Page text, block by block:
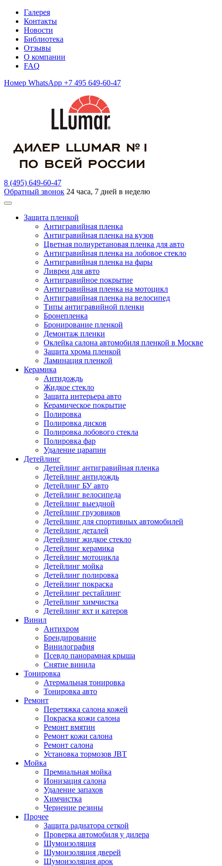
Галерея
Контакты
Новости
Библиотека
Отзывы
О компании
FAQ
Номер WhatsApp +7 495 649-60-47
8 (495) 649-60-47
Обратный звонок 24 часа, 7 дней в неделю
Защита пленкой
Антигравийная пленка
Антигравийная пленка на кузов
Цветная полиуретановая пленка для авто
Антигравийная пленка на лобовое стекло
Антигравийная пленка на фары
Ливреи для авто
Антигравийное покрытие
Антигравийная пленка на мотоцикл
Антигравийная пленка на велосипед
Типы антигравийной пленки
Бронепленка
Бронирование пленкой
Демонтаж пленки
Оклейка салона автомобиля пленкой в Москве
Защита хрома пленкой
Ламинация пленкой
Керамика
Антидождь
Жидкое стекло
Защита интерьера авто
Керамическое покрытие
Полировка
Полировка дисков
Полировка лобового стекла
Полировка фар
Удаление царапин
Детейлинг
Детейлинг антигравийная пленка
Детейлинг антидождь
Детейлинг БУ авто
Детейлинг велосипеда
Детейлинг выездной
Детейлинг грузовиков
Детейлинг для спортивных автомобилей
Детейлинг деталей
Детейлинг жидкое стекло
Детейлинг керамика
Детейлинг мотоцикла
Детейлинг мойка
Детейлинг полировка
Детейлинг покраска
Детейлинг рестайлинг
Детейлинг химчистка
Детейлинг яхт и катеров
Винил
Антихром
Брендирование
Винилография
Псевдо панорамная крыша
Снятие винила
Тонировка
Атермальная тонировка
Тонировка авто
Ремонт
Перетяжка салона кожей
Покраска кожи салона
Ремонт вмятин
Ремонт кожи салона
Ремонт салона
Установка тормозов JBT
Мойка
Премиальная мойка
Ионизация салона
Удаление запахов
Химчистка
Чернение резины
Прочее
Защита радиатора сеткой
Проверка автомобиля у дилера
Шумоизоляция
Шумоизоляция дверей
Шумоизоляция арок